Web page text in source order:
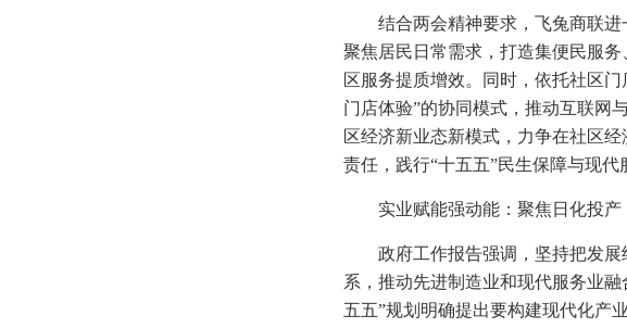
结合两会精神要求，飞兔商联
聚焦居民日常需求，打造集便民服
区服务提质增效。同时，依托社区
门店体验”的协同模式，推动互联网
区经济新业态新模式，力争在社区
责任，践行“十五五”民生保障与现代
实业赋能强动能：聚焦日化投
政府工作报告强调，坚持把发
系，推动先进制造业和现代服务业
五五”规划明确提出要构建现代化产